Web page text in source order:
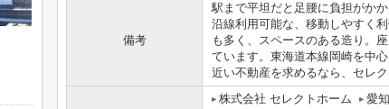
備考
駅まで平坦だと足腰に負担がか
沿線利用可能な、移動しやすく
も多く、スペースのある造り。
ています。東海道本線岡崎を中
近い不動産を求めるなら、セレ
株式会社 セレクトホーム
愛